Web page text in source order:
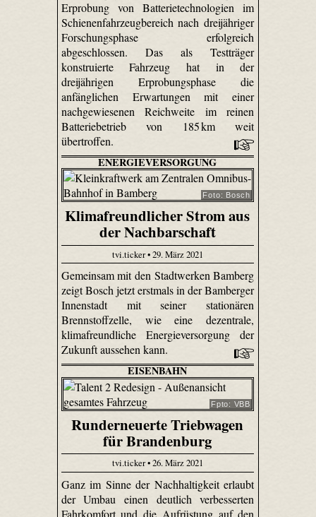
Erprobung von Batterietechnologien im
Schienenfahrzeugbereich nach dreijähriger
Forschungsphase erfolgreich
abgeschlossen. Das als Testträger
konstruierte Fahrzeug hat in der
dreijährigen Erprobungsphase die
anfänglichen Erwartungen mit einer
nachgewiesenen Reichweite im reinen
Batteriebetrieb von 185 km weit
übertroffen.
ENERGIEVERSORGUNG
Foto: Bosch
Klimafreundlicher Strom aus
der Nachbarschaft
tvi.ticker • 29. März 2021
Gemeinsam mit den Stadtwerken Bamberg
zeigt Bosch jetzt erstmals in der Bamberger
Innenstadt mit seiner stationären
Brennstoffzelle, wie eine dezentrale,
klimafreundliche Energieversorgung der
Zukunft aussehen kann.
EISENBAHN
Fpto: VBB
Runderneuerte Triebwagen
für Brandenburg
tvi.ticker • 26. März 2021
Ganz im Sinne der Nachhaltigkeit erlaubt
der Umbau einen deutlich verbesserten
Fahrkomfort und die Aufrüstung auf den